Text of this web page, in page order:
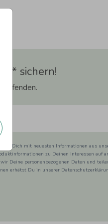
sichern!
Dich mit neuesten Informationen aus
zu Deinen Interessen auf
Deine personenbezogenen Daten und
erhätst Du in unserer